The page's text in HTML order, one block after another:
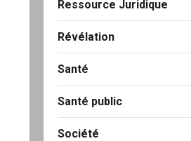
Ressource Juridique
Révélation
Santé
Santé public
Société